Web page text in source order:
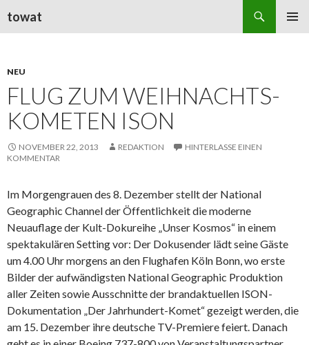
towat
NEU
FLUG ZUM WEIHNACHTS-
KOMETEN ISON
NOVEMBER 22, 2013 REDAKTION
HINTERLASSE EINEN
KOMMENTAR
Im Morgengrauen des 8. Dezember stellt der National
Geographic Channel der Öffentlichkeit die moderne
Neuauflage der Kult-Dokureihe „Unser Kosmos“ in einem
spektakulären Setting vor: Der Dokusender lädt seine Gäste
um 4.00 Uhr morgens an den Flughafen Köln Bonn, wo erste
Bilder der aufwändigsten National Geographic Produktion
aller Zeiten sowie Ausschnitte der brandaktuellen ISON-
Dokumentation „Der Jahrhundert-Komet“ gezeigt werden, die
am 15. Dezember ihre deutsche TV-Premiere feiert. Danach